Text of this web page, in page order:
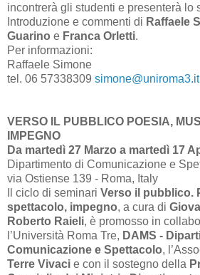
incontrerà gli studenti e presenterà lo
Introduzione e commenti di Raffaele
Guarino e Franca Orletti.
Per informazioni:
Raffaele Simone
tel. 06 57338309 simone@uniroma3.it
VERSO IL PUBBLICO POESIA,
IMPEGNO
Da martedì 27 Marzo a martedì 17
Dipartimento di Comunicazione e
via Ostiense 139 - Roma, Italy
Il ciclo di seminari Verso il pubblico.
spettacolo, impegno, a cura di
Roberto Raieli, è promosso in
l’Università Roma Tre, DAMS -
Comunicazione e Spettacolo,
Terre Vivaci e con il sostegno della